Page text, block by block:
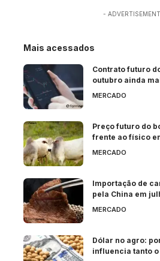
-
Mais acessados
Contrato futuro
outubro ainda
MERCADO
Preço futuro do
frente ao físico
MERCADO
Importação de
pela China em
MERCADO
Dólar no agro:
influencia tanto o